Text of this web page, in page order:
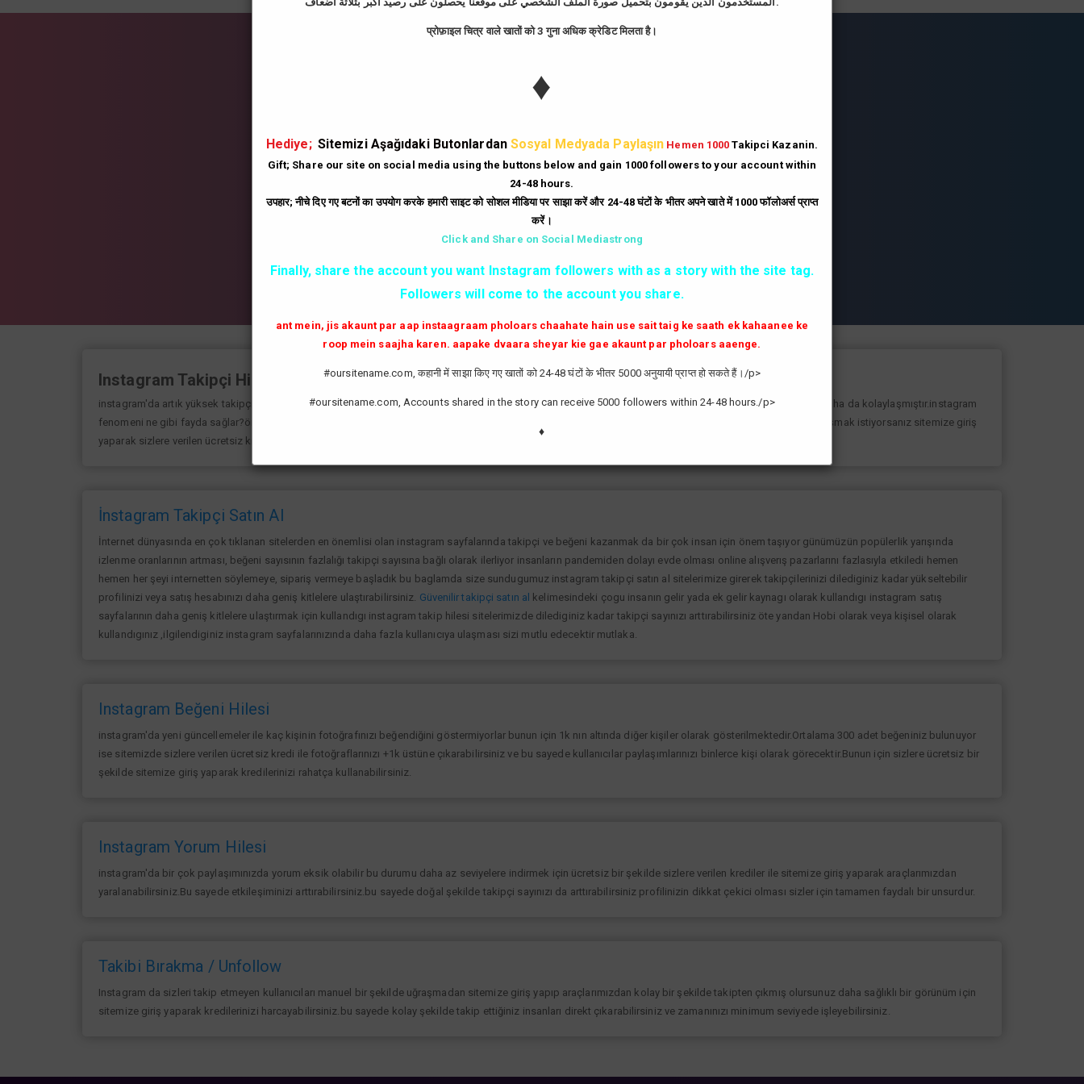
İnstagram Takipçi Hilesi
bedava
|Gün10Dakika'daBedava 250beğeni
hilesi
|Her Dakikaücretsiz6yorumhilesi.
|Milyonlarcainstagram unfollow hilesi.
GİRİŞ YAP
✔✔✔ AKTİF TAKİPCİ SATIN AL ✔✔✔
Instagram Takipçi Hilesi
instagram'da artık yüksek takipçi kasmak eskisi kadar zor değil günümüzde bir çok kullanıcının yüksek takipçiye ulaşması ve fenomen yolunda ilerlemesi daha da kolaylaşmıştır.instagram
fenomeni ne gibi fayda sağlar?öncelikle bir çok kişi meslek olarak görmektedir ve geçimlerini bu yoldan sağlamaktadır.Sizlerde yüksek sayıda takipçiye ulaşmak istiyorsanız sitemize giriş
yaparak sizlere verilen ücretsiz kredilerden her gün yararlanıp sayfanızı yüksek seviyelere ulaştırabilirsiniz.
İnstagram Takipçi Satın Al
İnternet dünyasında en çok tıklanan sitelerden en önemlisi olan instagram sayfalarında takipçi ve beğeni kazanmak da bir çok insan için önem taşıyor günümüzün popülerlik yarışında
izlenme oranlarının artması, beğeni sayısının fazlalığı takipçi sayısına bağlı olarak ilerliyor insanların pandemiden dolayı evde olması online alışverış pazarlarını fazlasıyla etkiledi hemen
hemen her şeyi internetten söylemeye, sipariş vermeye başladık bu baglamda size sundugumuz instagram takipçi satın al sitelerimize girerek takipçilerinizi dilediginiz kadar yükseltebilir
profilinizi veya satış hesabınızı daha geniş kitlelere ulaştırabilirsiniz. Güvenilir takipçi satın al kelimesindeki çogu insanın gelir yada ek gelir kaynagı olarak kullandıgı instagram satış
sayfalarının daha geniş kitlelere ulaştırmak için kullandıgı instagram takip hilesi sitelerimizde dilediginiz kadar takipçi sayınızı arttırabilirsiniz öte yandan Hobi olarak veya kişisel olarak
kullandıgınız ,ilgilendiginiz instagram sayfalarınızında daha fazla kullanıcıya ulaşması sizi mutlu edecektir mutlaka.
Instagram Beğeni Hilesi
instagram'da yeni güncellemeler ile kaç kişinin fotoğrafınızı beğendiğini göstermiyorlar bunun için 1k nın altında diğer kişiler olarak gösterilmektedir.Ortalama 300 adet beğeniniz bulunuyor
ise sitemizde sizlere verilen ücretsiz kredi ile fotoğraflarınızı +1k üstüne çıkarabilirsiniz ve bu sayede kullanıcılar paylaşımlarınızı binlerce kişi olarak görecektir.Bunun için sizlere ücretsiz bir
şekilde sitemize giriş yaparak kredilerinizi rahatça kullanabilirsiniz.
Instagram Yorum Hilesi
instagram'da bir çok paylaşımınızda yorum eksik olabilir bu durumu daha az seviyelere indirmek için ücretsiz bir şekilde sizlere verilen krediler ile sitemize giriş yaparak araçlarımızdan
yaralanabilirsiniz.Bu sayede etkileşiminizi arttırabilirsiniz.bu sayede doğal şekilde takipçi sayınızı da arttırabilirsiniz profilinizin dikkat çekici olması sizler için tamamen faydalı bir unsurdur.
Takibi Bırakma / Unfollow
Instagram da sizleri takip etmeyen kullanıcıları manuel bir şekilde uğraşmadan sitemize giriş yapıp araçlarımızdan kolay bir şekilde takipten çıkmış olursunuz daha sağlıklı bir görünüm için
sitemize giriş yaparak kredilerinizi harcayabilirsiniz.bu sayede kolay şekilde takip ettiğiniz insanları direkt çıkarabilirsiniz ve zamanınızı minimum seviyede işleyebilirsiniz.
प्रोफ़ाइल चित्र वाले खातों को 3 गुना अधिक क्रेडिट मिलता है।
♦
Hediye; Sitemizi Aşağıdaki Butonlardan Sosyal Medyada Paylaşın Hemen 1000 Takipci Kazanin.
Gift; Share our site on social media using the buttons below and gain 1000 followers to your account within
24-48 hours.
उपहार; नीचे दिए गए बटनों का उपयोग करके हमारी साइट को सोशल मीडिया पर साझा करें और 24-48 घंटों के भीतर अपने खाते में 1000 फॉलोअर्स प्राप्त
करें।
Click and Share on Social Mediastrong
Finally, share the account you want Instagram followers with as a story with the site tag.
Followers will come to the account you share.
ant mein, jis akaunt par aap instaagraam pholoars chaahate hain use sait taig ke saath ek kahaanee ke
roop mein saajha karen. aapake dvaara sheyar kie gae akaunt par pholoars aaenge.
#oursitename.com, कहानी में साझा किए गए खातों को 24-48 घंटों के भीतर 5000 अनुयायी प्राप्त हो सकते हैं।/p>
#oursitename.com, Accounts shared in the story can receive 5000 followers within 24-48 hours./p>
♦